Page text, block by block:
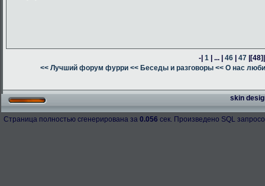
-| 1 | ... | 46 | 47 |[48]
<< Лучший форум фурри << Беседы и разговоры << О нас
skin
Страница полностью сгенерирована за 0.056 сек. Произведено SQL